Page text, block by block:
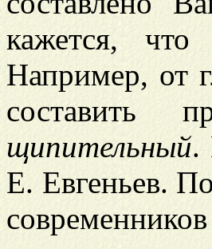
кажется,
Например, от
составить
щипительный.
Е. Евгеньев.